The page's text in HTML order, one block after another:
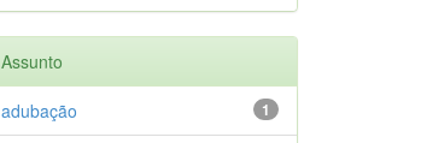
Assunto
1
adubação